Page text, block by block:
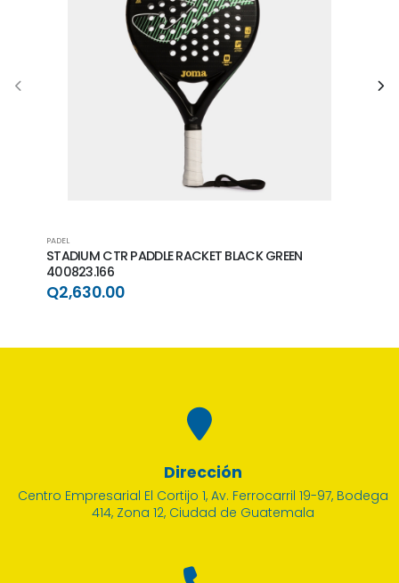
PADEL
STADIUM CTR PADDLE RACKET BLACK GREEN
400823.166
Q2,630.00
Dirección
Centro Empresarial El Cortijo 1, Av. Ferrocarril 19-97, Bodega
414, Zona 12, Ciudad de Guatemala